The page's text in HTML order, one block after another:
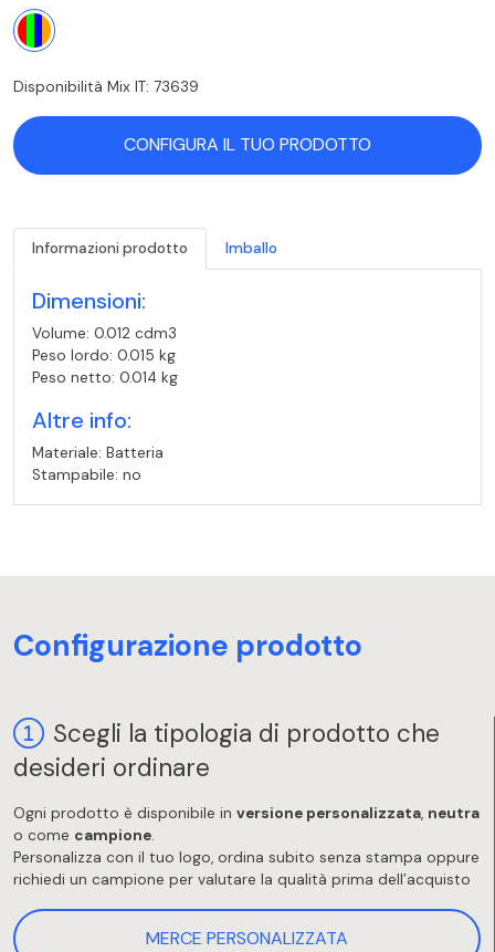
Disponibilità Mix IT: 73639
CONFIGURA IL TUO PRODOTTO
Informazioni prodotto Imballo
Dimensioni:
Volume: 0.012 cdm3
Peso lordo: 0.015 kg
Peso netto: 0.014 kg
Altre info:
Materiale: Batteria
Stampabile: no
Configurazione prodotto
Scegli la tipologia di prodotto che
desideri ordinare
Ogni prodotto è disponibile in versione personalizzata, neutra
o come campione.
Personalizza con il tuo logo, ordina subito senza stampa oppure
richiedi un campione per valutare la qualità prima dell’acquisto
MERCE PERSONALIZZATA